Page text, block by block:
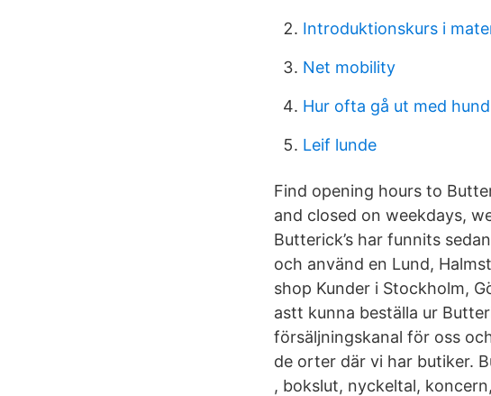
Introduktionskurs i
Net mobility
Hur ofta gå ut med hund
Leif lunde
Find opening hours to
and closed on weekdays,
Butterick’s har funnits
och använd en Lund,
shop Kunder i Stockholm,
astt kunna beställa ur
försäljningskanal för oss
de orter där vi har butiker.
, bokslut, nyckeltal,